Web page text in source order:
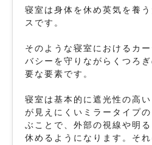
寝室は身体を休め英気を養
スです。
そのような寝室におけるカ
バシーを守りながらくつろ
要な要素です。
寝室は基本的に遮光性の高
が見えにくいミラータイプ
ぶことで、外部の視線や明
休めるようになります。そ